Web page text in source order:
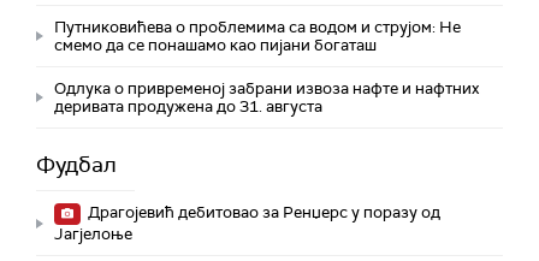
Путниковићева о проблемима са водом и струјом: Не
смемо да се понашамо као пијани богаташ
Одлука о привременој забрани извоза нафте и нафтних
деривата продужена до 31. августа
Фудбал
Драгојевић дебитовао за Ренџерс у поразу од
Јагјелоње